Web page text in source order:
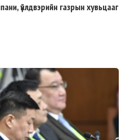
үйлдвэрийн газрын хувьцааг